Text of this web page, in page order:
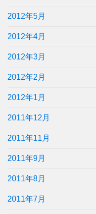
2012年5月
2012年4月
2012年3月
2012年2月
2012年1月
2011年12月
2011年11月
2011年9月
2011年8月
2011年7月